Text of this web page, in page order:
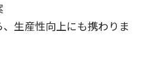
生産性向上にも携わりま